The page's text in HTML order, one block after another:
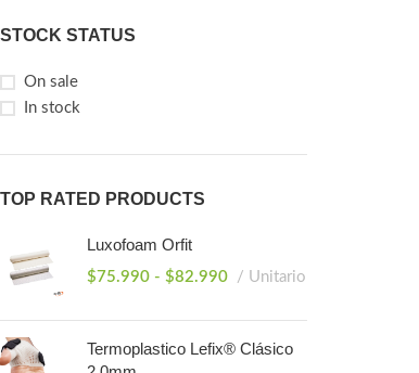
STOCK STATUS
On sale
In stock
TOP RATED PRODUCTS
Luxofoam Orfit
$75.990 - $82.990 Unitario
Termoplastico Lefix® Clásico